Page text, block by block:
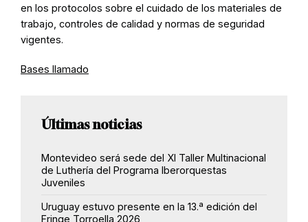
en los protocolos sobre el cuidado de los materiales de
trabajo , controles de calidad y normas de seguridad
vigentes.
Bases llamado
Últimas noticias
Montevideo será sede del XI Taller Multinacional
de Luthería del Programa Iberorquestas
Juveniles
Uruguay estuvo presente en la 13.ª edición del
Fringe Torroella 2026